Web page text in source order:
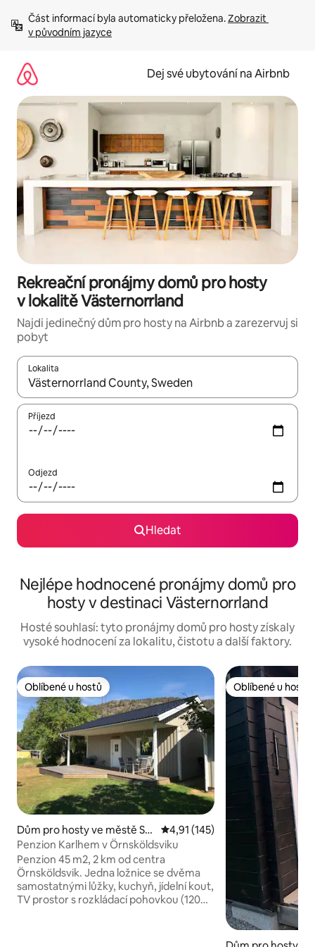
obsah
Část informací byla automaticky přeložena. Zobrazit
v původním jazyce
Dej své ubytování na Airbnb
Rekreační pronájmy domů pro hosty
v lokalitě Västernorrland
Najdi jedinečný dům pro hosty na Airbnb a zarezervuj si
pobyt
Lokalita
Až budou výsledky k dispozici, můžeš si je procházet pomocí
Příjezd
Odjezd
Hledat
Nejlépe hodnocené pronájmy domů pro
hosty v destinaci Västernorrland
Hosté souhlasí: tyto pronájmy domů pro hosty získaly
vysoké hodnocení za lokalitu, čistotu a další faktory.
Oblíbené u hostů
Oblíbené u hostů
Dům pro hosty ve městě Sta
den
Průměrné hodnocení 4,91 z 5,
4,91 (145)
Penzion Karlhem v Örnsköldsviku
Penzion 45 m2, 2 km od centra
Örnsköldsvik. Jedna ložnice se dvěma
samostatnými lůžky, kuchyň, jídelní kout,
TV prostor s rozkládací pohovkou (120
Oblíbené u hostů
Oblíbené u hostů